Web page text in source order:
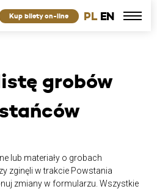
PL EN
Kup bilety on-line
grobów
lub materiały o grobach
zginęli w trakcie Powstania
zmiany w formularzu. Wszystkie